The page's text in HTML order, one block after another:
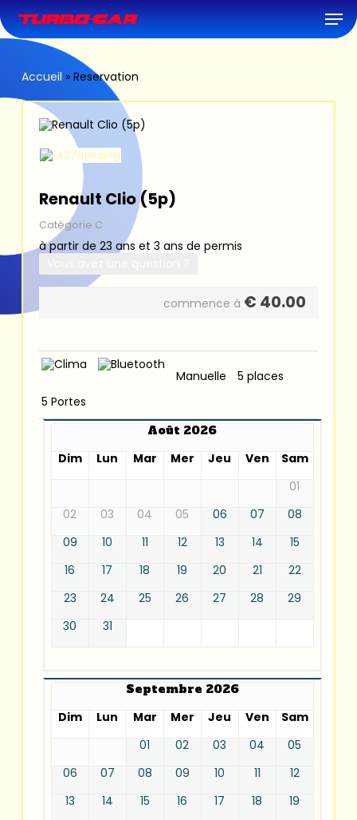
to
main
content
Accueil » Reservation
Renault Clio (5p)
Catégorie C
à partir de 23 ans et 3 ans de permis
commence à € 40.00
Manuelle
5 places
5 Portes
Août 2026
Dim
Lun Mar Mer Jeu Ven
Sam
01
02
03 04 05 06 07
08
09
10 11 12 13 14
15
16
17 18 19 20 21
22
23
24 25 26 27 28
29
30
31
Septembre 2026
Dim
Lun Mar Mer Jeu Ven
Sam
01
02 03 04
05
06
07 08 09 10 11
12
13
14 15 16 17 18
19